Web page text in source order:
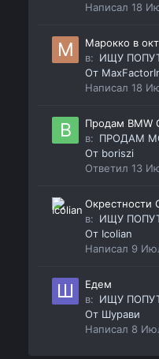
Написал18
Марокко в
в: ИЩУ
От
Написал18
Продам BMW
в: ПРОДАМ
От boriszi
Ответил13
Окрестности
в: ИЩУ
От Icolian
Написал 9
Едем
в: ИЩУ
От Шурави
Написал 8